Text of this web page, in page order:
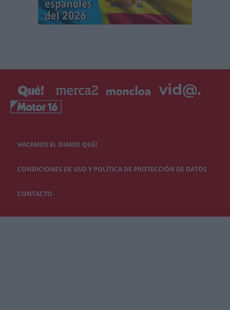
HACEMOS EL DIARIO QUÉ!
CONDICIONES DE USO Y POLÍTICA DE PROTECCIÓN DE DATOS
CONTACTO